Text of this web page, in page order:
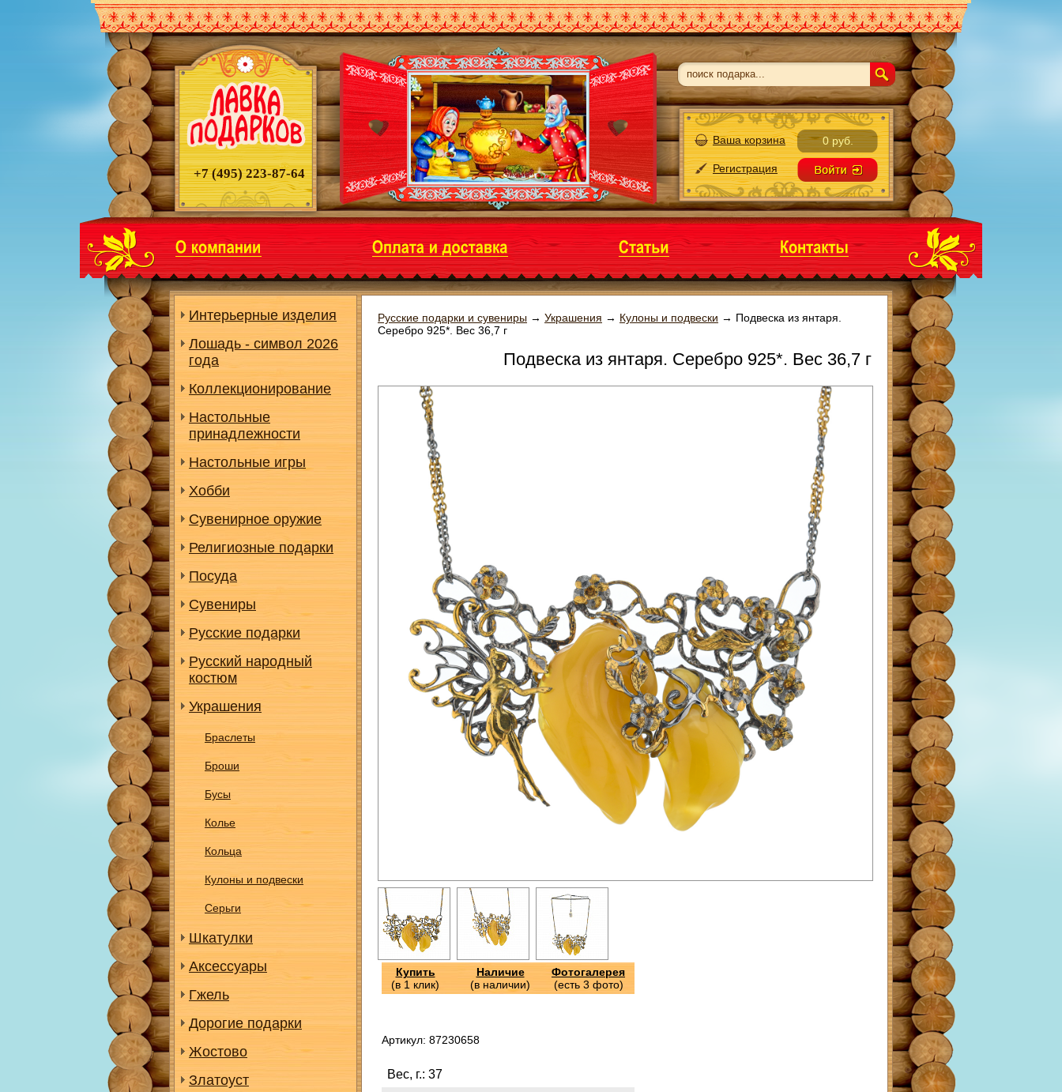
+7 (495) 223-87-64
Ваша корзина 0 руб.
Регистрация
Интерьерные изделия
Лошадь - символ 2026
года
Коллекционирование
Настольные
принадлежности
Настольные игры
Хобби
Сувенирное оружие
Религиозные подарки
Посуда
Сувениры
Русские подарки
Русский народный
костюм
Украшения
Браслеты
Броши
Бусы
Колье
Кольца
Кулоны и подвески
Серьги
Шкатулки
Аксессуары
Гжель
Дорогие подарки
Жостово
Златоуст
Русские подарки и сувениры → Украшения → Кулоны и подвески → Подвеска из янтаря.
Серебро 925*. Вес 36,7 г
Подвеска из янтаря. Серебро 925*. Вес 36,7 г
Купить
(в 1 клик)
Наличие
(в наличии)
Фотогалерея
(есть 3 фото)
Артикул: 87230658
Вес, г.: 37